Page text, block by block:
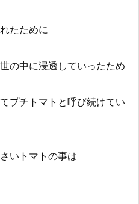
たために
の中に浸透していったため
プチトマトと呼び続けてい
いトマトの事は